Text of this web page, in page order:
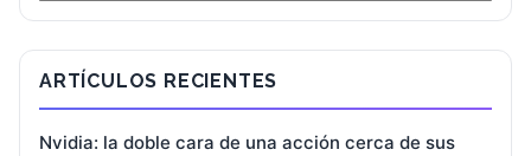
ARTÍCULOS RECIENTES
Nvidia: la doble cara de una acción cerca de sus